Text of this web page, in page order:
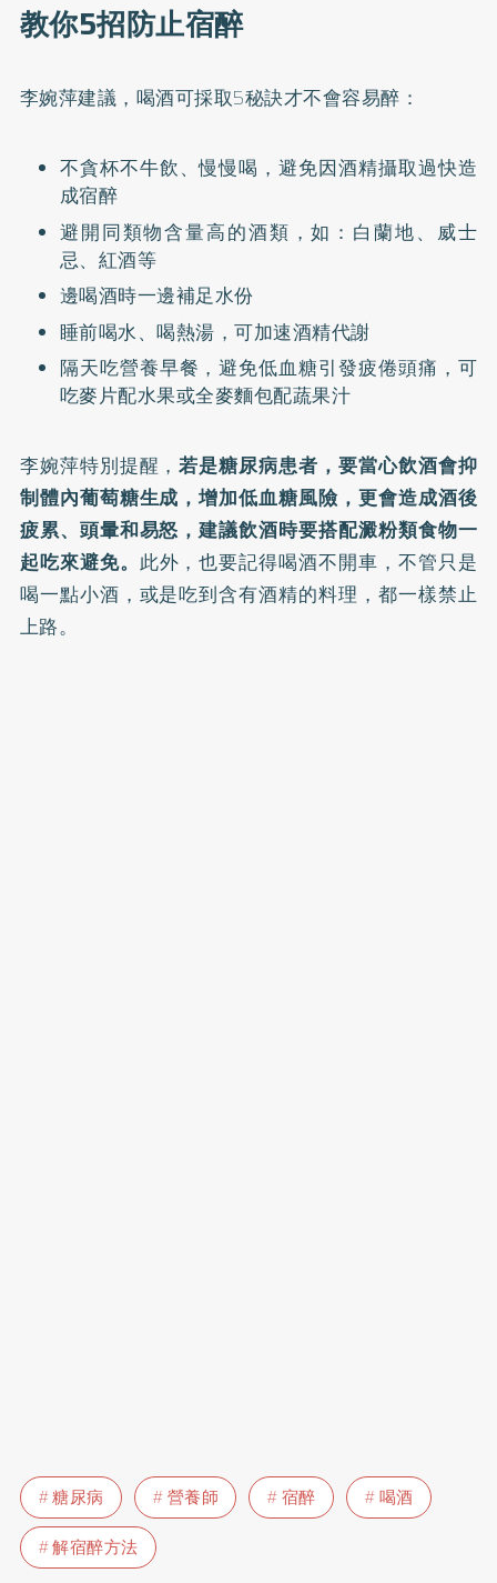
教你5招防止宿醉
李婉萍建議，喝酒可採取5秘訣才不會容易醉：
不貪杯不牛飲、慢慢喝，避免因酒精攝取過快造
成宿醉
避開同類物含量高的酒類，如：白蘭地、威士
忌、紅酒等
邊喝酒時一邊補足水份
睡前喝水、喝熱湯，可加速酒精代謝
隔天吃營養早餐，避免低血糖引發疲倦頭痛，可
吃麥片配水果或全麥麵包配蔬果汁
李婉萍特別提醒，若是糖尿病患者，要當心飲酒會抑
制體內葡萄糖生成，增加低血糖風險，更會造成酒後
疲累、頭暈和易怒，建議飲酒時要搭配澱粉類食物一
起吃來避免。 此外，也要記得喝酒不開車，不管只是
喝一點小酒，或是吃到含有酒精的料理，都一樣禁止
上路。
糖尿病 營養師 宿醉
喝酒
解宿醉方法